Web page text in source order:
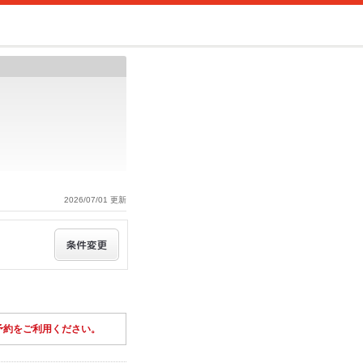
2026/07/01 更新
をご利用ください。